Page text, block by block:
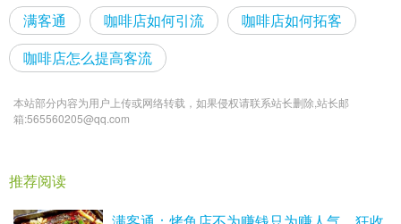
满客通
咖啡店如何引流
咖啡店如何拓客
咖啡店怎么提高客流
本站部分内容为用户上传或网络转载，如果侵权请联系站长删除,站长邮
箱:565560205@qq.com
推荐阅读